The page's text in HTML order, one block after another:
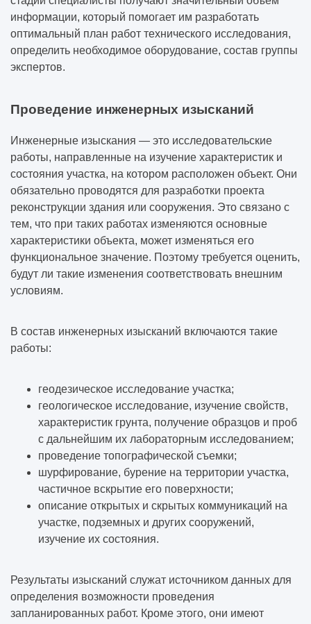
информации, который помогает им разработать
оптимальный план работ технического исследования,
определить необходимое оборудование, состав группы
экспертов.
Проведение инженерных изысканий
Инженерные изыскания — это исследовательские
работы, направленные на изучение характеристик и
состояния участка, на котором расположен объект. Они
обязательно проводятся для разработки проекта
реконструкции здания или сооружения. Это связано с
тем, что при таких работах изменяются основные
характеристики объекта, может изменяться его
функциональное значение. Поэтому требуется оценить,
будут ли такие изменения соответствовать внешним
условиям.
В состав инженерных изысканий включаются такие
работы:
геодезическое исследование участка;
геологическое исследование, изучение свойств,
характеристик грунта, получение образцов и проб
с дальнейшим их лабораторным исследованием;
проведение топографической съемки;
шурфирование, бурение на территории участка,
частичное вскрытие его поверхности;
описание открытых и скрытых коммуникаций на
участке, подземных и других сооружений,
изучение их состояния.
Результаты изысканий служат источником данных для
определения возможности проведения
запланированных работ. Кроме этого, они имеют